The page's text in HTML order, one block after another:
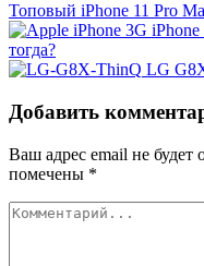
Топовый iPhone 11 Pro
тогда?
LG
Добавить
Ваш адрес email не будет
помечены *